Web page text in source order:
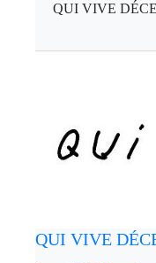
QUI VIVE
QUI VIVE